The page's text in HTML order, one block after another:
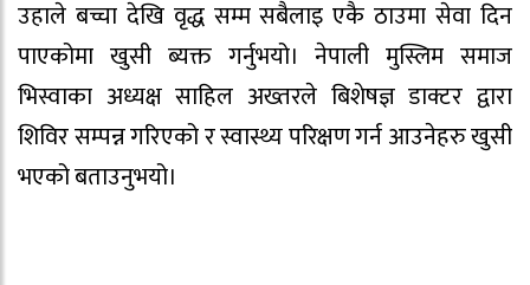
उहाले बच्चा देखि वृद्ध सम्म सबैलाइ एकै ठाउमा सेवा दिन
पाएकोमा खुसी ब्यक्त गर्नुभयो। नेपाली मुस्लिम समाज
भिस्वाका अध्यक्ष साहिल अख्तरले बिशेषज्ञ डाक्टर द्वारा
शिविर सम्पन्न गरिएको र स्वास्थ्य परिक्षण गर्न आउनेहरु खुसी
भएको बताउनुभयो।